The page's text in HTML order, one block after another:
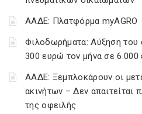
ΑΑΔΕ: Πλατφόρμα myAGRO
Φιλοδωρήματα: Αύξηση του
300 ευρώ τον μήνα σε
ΑΑΔΕ: Ξεμπλοκάρουν οι
ακινήτων – Δεν απαιτείται
της οφειλής